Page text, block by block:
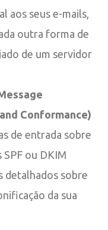
aos seus e-mails,
outra forma de
de um servidor
Conformance)
de entrada sobre
ou DKIM
detalhados sobre
da sua